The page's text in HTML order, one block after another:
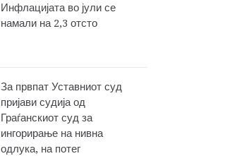
Инфлацијата во јули се
намали на 2,3 отсто
За првпат Уставниот суд
пријави судија од
Граѓанскиот суд за
ингорирање на нивна
одлука, на потег